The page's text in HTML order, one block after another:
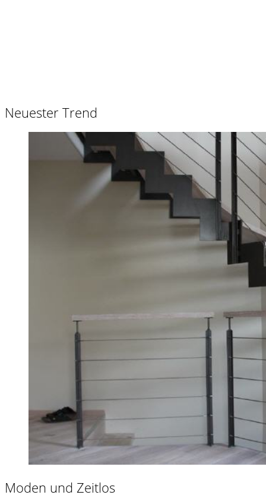
Neuester Trend
Moden und Zeitlos